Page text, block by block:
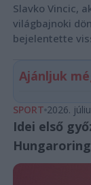
Slavko Vincic,
világbajnoki
bejelentette
Ajánljuk
SPORT 2026.
Idei első